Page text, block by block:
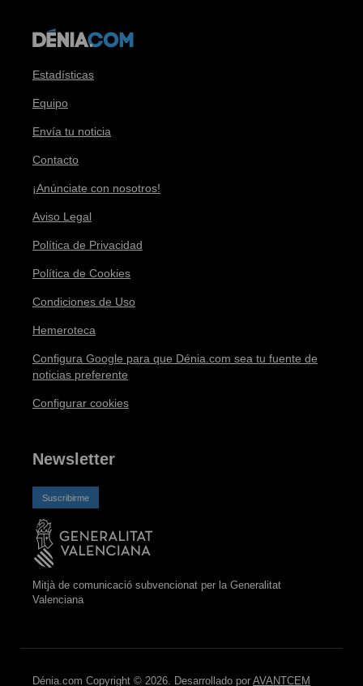
Estadísticas
Equipo
Envía tu noticia
Contacto
¡Anúnciate con nosotros!
Aviso Legal
Política de Privacidad
Política de Cookies
Condiciones de Uso
Hemeroteca
Configura Google para que Dénia.com sea tu fuente de
noticias preferente
Configurar cookies
Newsletter
Suscribirme
Mitjà de comunicació subvencionat per la Generalitat
Valenciana
Dénia.com Copyright © 2026. Desarrollado por AVANTCEM